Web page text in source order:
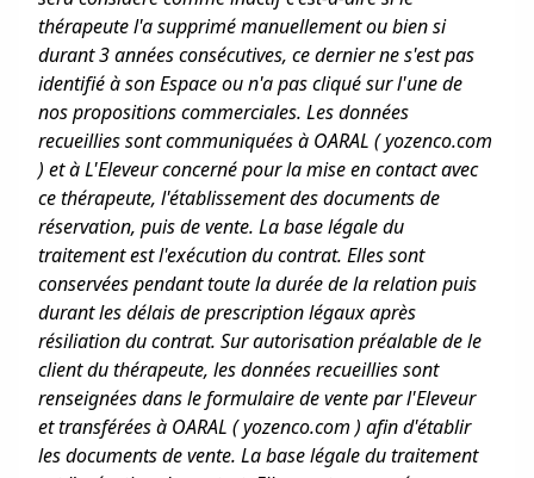
thérapeute l'a supprimé manuellement ou bien si
durant 3 années consécutives, ce dernier ne s'est pas
identifié à son Espace ou n'a pas cliqué sur l'une de
nos propositions commerciales. Les données
recueillies sont communiquées à OARAL ( yozenco.com
) et à L'Eleveur concerné pour la mise en contact avec
ce thérapeute, l'établissement des documents de
réservation, puis de vente. La base légale du
traitement est l'exécution du contrat. Elles sont
conservées pendant toute la durée de la relation puis
durant les délais de prescription légaux après
résiliation du contrat. Sur autorisation préalable de le
client du thérapeute, les données recueillies sont
renseignées dans le formulaire de vente par l'Eleveur
et transférées à OARAL ( yozenco.com ) afin d'établir
les documents de vente. La base légale du traitement